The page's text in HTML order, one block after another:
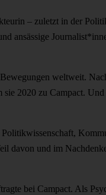
– zuletzt in der
ansässige
weltweit.
2020 zu Campact.
davon und im
bei Campact. Als